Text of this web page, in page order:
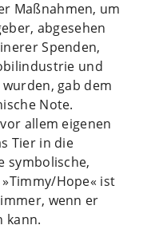
Maßnahmen, um
abgesehen
Spenden,
und
gab dem
Note.
allem eigenen
Tier in die
symbolische,
Hope« ist
wenn er
kann.